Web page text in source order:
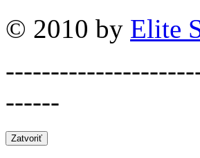
© 2010 by Elite
------